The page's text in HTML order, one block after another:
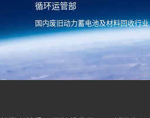
循环运管部
国内废旧动力蓄电池及材料回收行业
hyxh@huayou.com